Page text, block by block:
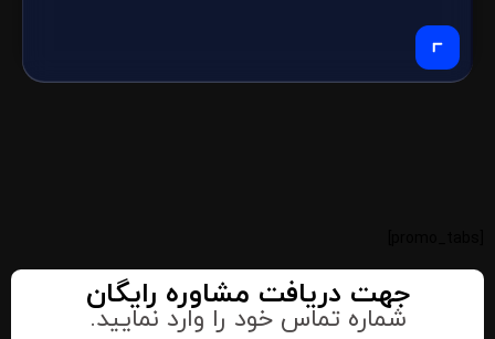
جهت دریافت مشاوره رایگان
شماره تماس خود را وارد نمایید.